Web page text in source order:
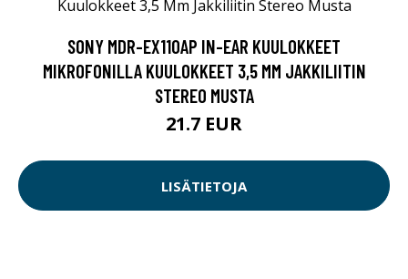
SONY MDR-EX110AP IN-EAR KUULOKKEET
MIKROFONILLA KUULOKKEET 3,5 MM JAKKILIITIN
STEREO MUSTA
21.7 EUR
LISÄTIETOJA